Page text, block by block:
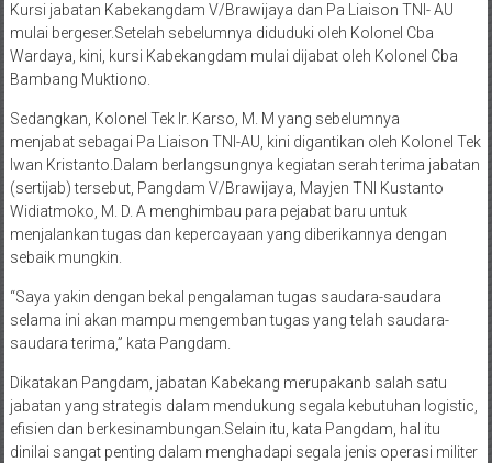
Kursi jabatan Kabekangdam V/Brawijaya dan Pa Liaison TNI- AU
mulai bergeser.Setelah sebelumnya diduduki oleh Kolonel Cba
Wardaya, kini, kursi Kabekangdam mulai dijabat oleh Kolonel Cba
Bambang Muktiono.
Sedangkan, Kolonel Tek Ir. Karso, M. M yang sebelumnya
menjabat sebagai Pa Liaison TNI-AU, kini digantikan oleh Kolonel Tek
Iwan Kristanto.Dalam berlangsungnya kegiatan serah terima jabatan
(sertijab) tersebut, Pangdam V/Brawijaya, Mayjen TNI Kustanto
Widiatmoko, M. D. A menghimbau para pejabat baru untuk
menjalankan tugas dan kepercayaan yang diberikannya dengan
sebaik mungkin.
“Saya yakin dengan bekal pengalaman tugas saudara-saudara
selama ini akan mampu mengemban tugas yang telah saudara-
saudara terima,” kata Pangdam.
Dikatakan Pangdam, jabatan Kabekang merupakanb salah satu
jabatan yang strategis dalam mendukung segala kebutuhan logistic,
efisien dan berkesinambungan.Selain itu, kata Pangdam, hal itu
dinilai sangat penting dalam menghadapi segala jenis operasi militer